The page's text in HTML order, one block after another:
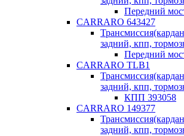
Передний
CARRARO 643427
задний, кпп,
Передний
CARRARO TLB1
задний, кпп,
КПП 393058
CARRARO 149377
задний, кпп,